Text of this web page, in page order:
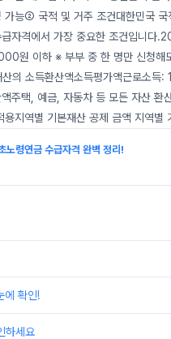
가능② 국적 및 거주 조건대한민국
급자격에서 가장 중요한 조건입니
원 이하 ※ 부부 중 한 명만 신청해
의 소득환산액소득평가액근로소
액주택, 예금, 자동차 등 모든 자산
용지역별 기본재산 공제 금액 지역
노령연금 수급자격 완벽 정리!
에 확인!
하세요